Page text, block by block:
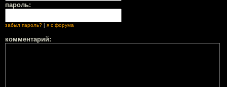
пароль:
забыл пароль? | я с форума
комментарий: